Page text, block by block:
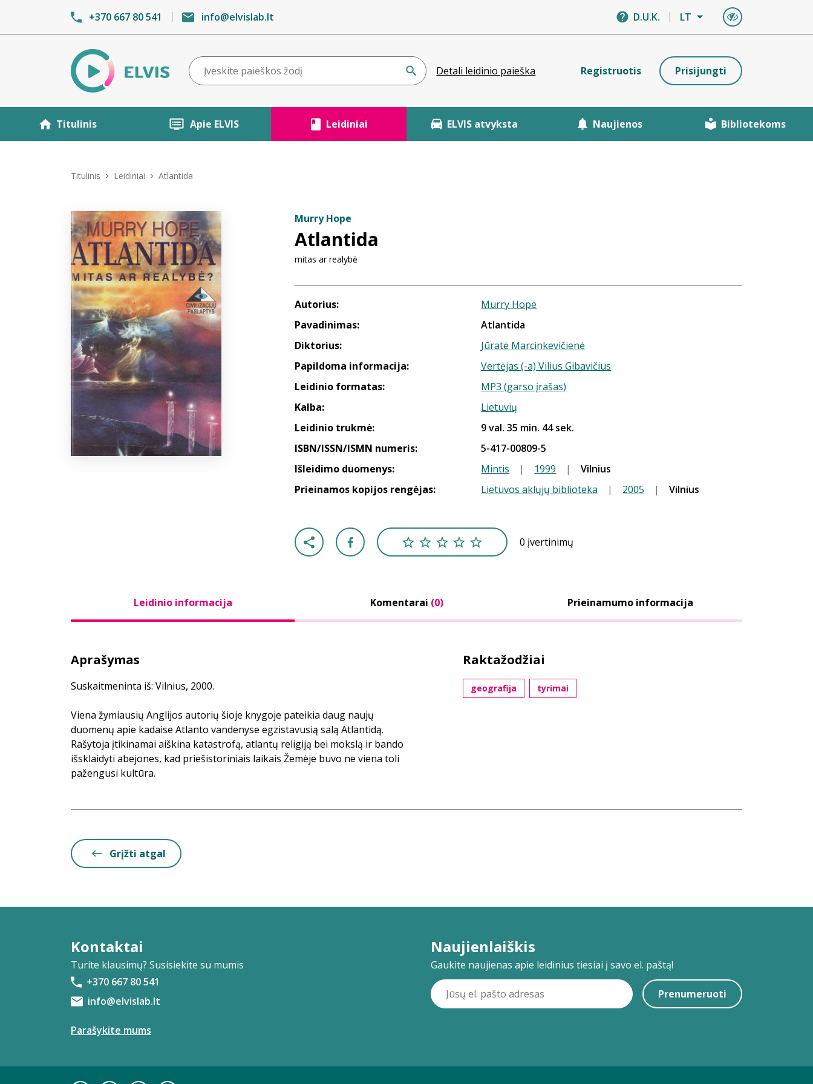
+370 667 80 541 info@elvislab.lt D.U.K. LT
Detali leidinio paieška Registruotis Prisijungti
Titulinis Apie ELVIS Leidiniai ELVIS atvyksta Naujienos Bibliotekoms
Titulinis Leidiniai Atlantida
Murry Hope
Atlantida
mitas ar realybė
Autorius:
Murry Hope
Pavadinimas:
Atlantida
Diktorius:
Jūratė Marcinkevičienė
Papildoma informacija:
Vertėjas (-a) Vilius Gibavičius
Leidinio formatas:
MP3 (garso įrašas)
Kalba:
Lietuvių
Leidinio trukmė:
9 val. 35 min. 44 sek.
ISBN/ISSN/ISMN numeris:
5-417-00809-5
Išleidimo duomenys:
Mintis | 1999 |
Vilnius
Prieinamos kopijos rengėjas:
Lietuvos aklųjų biblioteka | 2005 | Vilnius
0 įvertinimų
Leidinio informacija Komentarai (0) Prieinamumo informacija
Aprašymas
Suskaitmeninta iš: Vilnius, 2000.
Viena žymiausių Anglijos autorių šioje knygoje pateikia daug naujų
duomenų apie kadaise Atlanto vandenyse egzistavusią salą Atlantidą.
Rašytoja įtikinamai aiškina katastrofą, atlantų religiją bei mokslą ir bando
išsklaidyti abejones, kad priešistoriniais laikais Žemėje buvo ne viena toli
pažengusi kultūra.
Raktažodžiai
geografija tyrimai
Grįžti atgal
Kontaktai
Turite klausimų? Susisiekite su mumis
+370 667 80 541
info@elvislab.lt
Parašykite mums
Naujienlaiškis
Gaukite naujienas apie leidinius tiesiai į savo el. paštą!
Prenumeruoti